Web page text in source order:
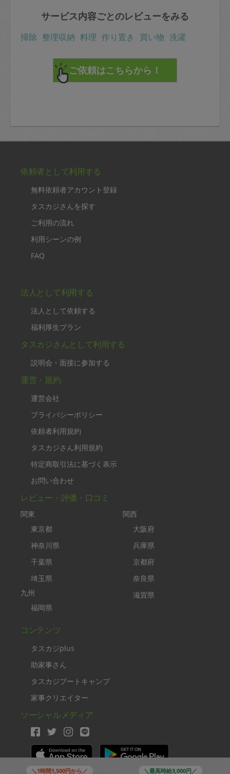
＼1時間1,500円から／ ＼最高時給3,000円／
サービス内容ごとのレビューをみる
掃除 整理収納 料理 作り置き 買い物 洗濯
依頼者として利用する
無料依頼者アカウント登録
タスカジさんを探す
ご利用の流れ
利用シーンの例
FAQ
法人として利用する
法人として依頼する
福利厚生プラン
タスカジさんとして利用する
説明会・面接に参加する
運営・規約
運営会社
プライバシーポリシー
依頼者利用規約
タスカジさん利用規約
特定商取引法に基づく表示
お問い合わせ
レビュー・評価・口コミ
関東
東京都
神奈川県
千葉県
埼玉県
九州
福岡県
関西
大阪府
兵庫県
京都府
奈良県
滋賀県
コンテンツ
タスカジplus
助家事さん
タスカジブートキャンプ
家事クリエイター
ソーシャルメディア